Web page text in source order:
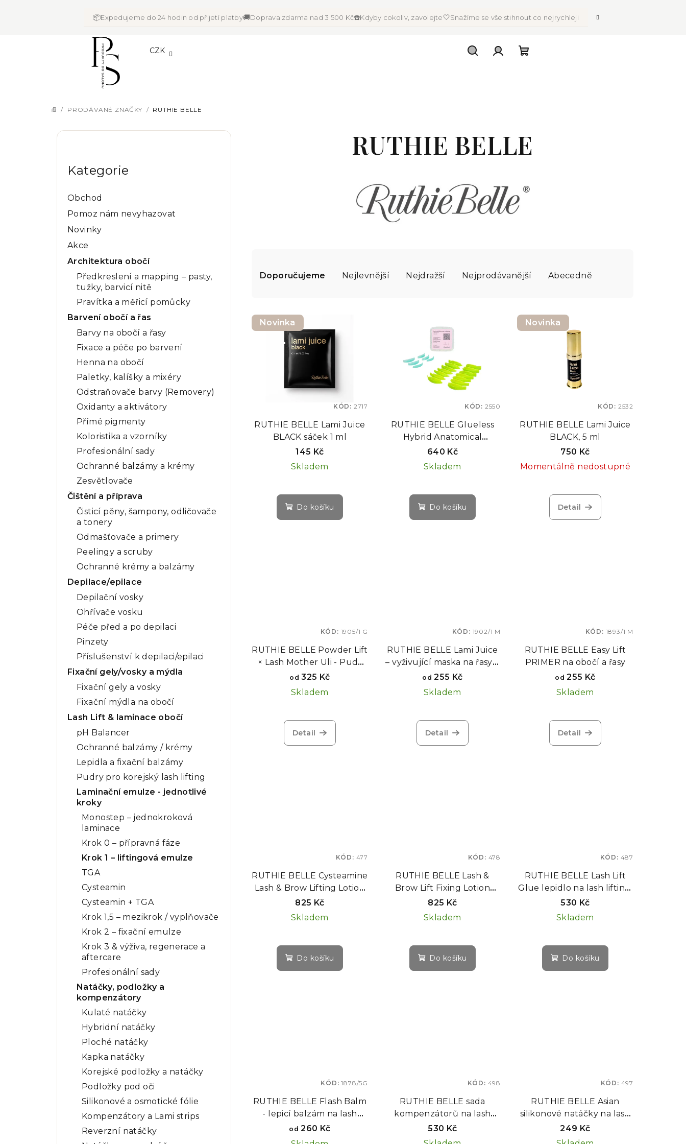
📦Expedujeme do 24 hodin od přijetí platby🚚Doprava zdarma nad 3 500 Kč☎️Kdyby cokoliv, zavolejte🤍Snažíme se vše stihnout co nejrychleji
CZK
DOMŮ
/ PRODÁVANÉ ZNAČKY / RUTHIE BELLE
Kategorie
Obchod
Pomoz nám nevyhazovat
Novinky
Akce
Architektura obočí
Předkreslení a mapping – pasty,
tužky, barvicí nitě
Pravítka a měřicí pomůcky
Barvení obočí a řas
Barvy na obočí a řasy
Fixace a péče po barvení
Henna na obočí
Paletky, kalíšky a mixéry
Odstraňovače barvy (Removery)
Oxidanty a aktivátory
Přímé pigmenty
Koloristika a vzorníky
Profesionální sady
Ochranné balzámy a krémy
Zesvětlovače
Čištění a příprava
Čisticí pěny, šampony, odličovače
a tonery
Odmašťovače a primery
Peelingy a scruby
Ochranné krémy a balzámy
Depilace/epilace
Depilační vosky
Ohřívače vosku
Péče před a po depilaci
Pinzety
Příslušenství k depilaci/epilaci
Fixační gely/vosky a mýdla
Fixační gely a vosky
Fixační mýdla na obočí
Lash Lift & laminace obočí
pH Balancer
Ochranné balzámy / krémy
Lepidla a fixační balzámy
Pudry pro korejský lash lifting
Laminační emulze - jednotlivé
kroky
Monostep – jednokroková
laminace
Krok 0 – přípravná fáze
Krok 1 – liftingová emulze
TGA
Cysteamin
Cysteamin + TGA
Krok 1,5 – mezikrok / vyplňovače
Krok 2 – fixační emulze
Krok 3 & výživa, regenerace a
aftercare
Profesionální sady
Natáčky, podložky a
kompenzátory
Kulaté natáčky
Hybridní natáčky
Ploché natáčky
Kapka natáčky
Korejské podložky a natáčky
Podložky pod oči
Silikonové a osmotické fólie
Kompenzátory a Lami strips
Reverzní natáčky
RUTHIE BELLE
e
o
Doporučujeme Nejlevnější Nejdražší Nejprodávanější Abecedně
V
ý
r
Novinka
RUTHIE BELLE Lami Juice
BLACK sáček 1 ml
145 Kč
Skladem
Do košíku
KÓD: 2717
RUTHIE BELLE Glueless
Hybrid Anatomical
Silicones - Anatomické
HYBRIDNÍ natáčky, 7 párů
640 Kč
Skladem
Do košíku
KÓD: 2550
Novinka
RUTHIE BELLE Lami Juice
BLACK, 5 ml
750 Kč
Momentálně nedostupné
Detail
KÓD: 2532
RUTHIE BELLE Powder Lift
× Lash Mother Uli - Pudr
na Lash Lifting
od 325 Kč
Skladem
Detail
KÓD: 1905/1 G
RUTHIE BELLE Lami Juice
– vyživující maska na řasy a
obočí
od 255 Kč
Skladem
Detail
KÓD: 1902/1 M
RUTHIE BELLE Easy Lift
PRIMER na obočí a řasy
od 255 Kč
Skladem
Detail
KÓD: 1893/1 M
RUTHIE BELLE Cysteamine
Lash & Brow Lifting Lotion
KROK 1, 10 ml
825 Kč
Skladem
Do košíku
KÓD: 477
RUTHIE BELLE Lash &
Brow Lift Fixing Lotion
KROK 2, 10 ml
825 Kč
Skladem
Do košíku
KÓD: 478
RUTHIE BELLE Lash Lift
Glue lepidlo na lash lifting,
5 g
530 Kč
Skladem
Do košíku
KÓD: 487
RUTHIE BELLE Flash Balm
- lepicí balzám na lash
lifting
od 260 Kč
KÓD:1878/5G
RUTHIE BELLE sada
kompenzátorů na lash
lifting, 7 párů
530 Kč
KÓD: 498
RUTHIE BELLE Asian
silikonové natáčky na lash
lifting, 1 pár
249 Kč
KÓD: 497